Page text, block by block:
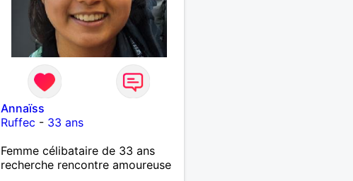
Annaïss
Ruffec - 33 ans
Femme célibataire de 33 ans
recherche rencontre amoureuse